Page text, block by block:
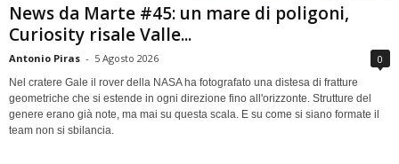
News da Marte #45: un mare di poligoni,
Curiosity risale Valle...
Antonio Piras - 5 Agosto 2026 0
Nel cratere Gale il rover della NASA ha fotografato una distesa di fratture
geometriche che si estende in ogni direzione fino all'orizzonte. Strutture del
genere erano già note, ma mai su questa scala. E su come si siano formate il
team non si sbilancia.